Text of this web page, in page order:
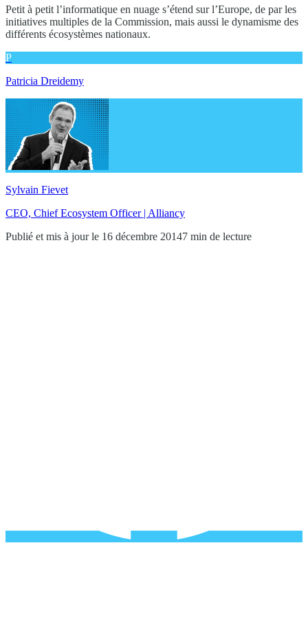
Petit à petit l’informatique en nuage s’étend sur l’Europe, de par les
initiatives multiples de la Commission, mais aussi le dynamisme des
différents écosystèmes nationaux.
P
Patricia Dreidemy
Sylvain Fievet
CEO, Chief Ecosystem Officer | Alliancy
Publié et mis à jour le 16 décembre 20147 min de lecture